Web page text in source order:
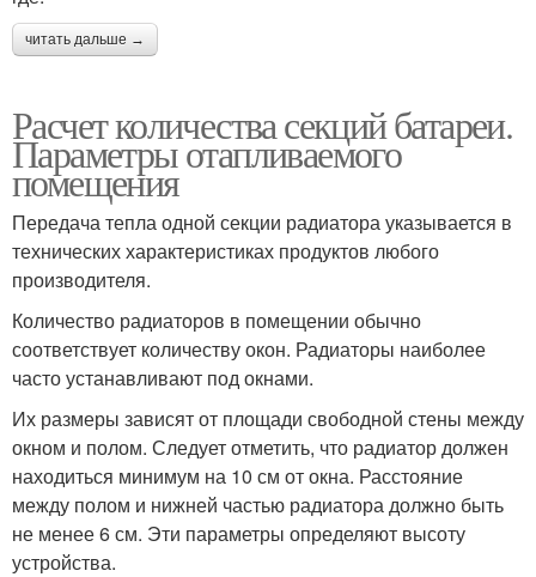
читать дальше →
Расчет количества секций батареи.
Параметры отапливаемого
помещения
Передача тепла одной секции радиатора указывается в
технических характеристиках продуктов любого
производителя.
Количество радиаторов в помещении обычно
соответствует количеству окон. Радиаторы наиболее
часто устанавливают под окнами.
Их размеры зависят от площади свободной стены между
окном и полом. Следует отметить, что радиатор должен
находиться минимум на 10 см от окна. Расстояние
между полом и нижней частью радиатора должно быть
не менее 6 см. Эти параметры определяют высоту
устройства.